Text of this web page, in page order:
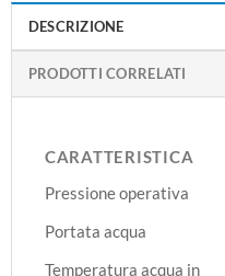
DESCRIZIONE
PRODOTTI CORRELATI
CARATTERISTICA
Pressione operativa
Portata acqua
Temperatura acqua in